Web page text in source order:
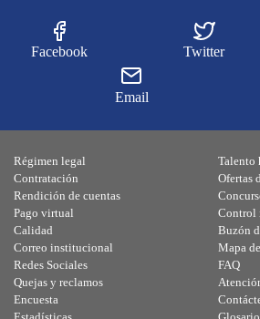
Facebook Twitter
Email
Régimen legal
Contratación
Rendición de cuentas
Pago virtual
Calidad
Talento
Ofertas
Control
Buzón
Correo institucional
Redes Sociales
Quejas y reclamos
Encuesta
Mapa
FAQ